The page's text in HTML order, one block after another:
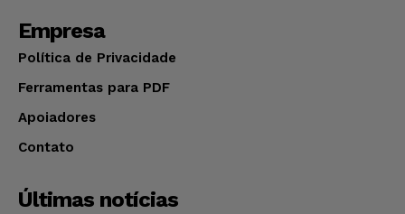
Empresa
Política de Privacidade
Ferramentas para PDF
Apoiadores
Contato
Últimas notícias